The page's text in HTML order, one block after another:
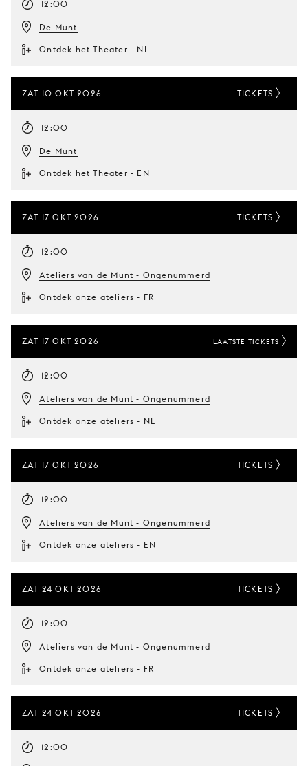
12:00
De Munt
Ontdek het Theater - NL
ZAT 10 OKT 2026
12:00
De Munt
Ontdek het Theater - EN
TICKETS
ZAT 17 OKT 2026
12:00
Ateliers van de Munt - Ongenummerd
Ontdek onze ateliers - FR
TICKETS
ZAT 17 OKT 2026
12:00
Ateliers van de Munt - Ongenummerd
Ontdek onze ateliers - NL
LAATSTE TICKETS
ZAT 17 OKT 2026
12:00
Ateliers van de Munt - Ongenummerd
Ontdek onze ateliers - EN
TICKETS
ZAT 24 OKT 2026
12:00
Ateliers van de Munt - Ongenummerd
Ontdek onze ateliers - FR
TICKETS
ZAT 24 OKT 2026
12:00
TICKETS